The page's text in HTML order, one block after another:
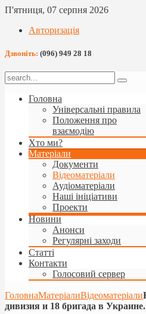
П'ятниця, 07 серпня 2026
Авторизація
Дзвоніть: (096) 949 28 18
Головна
Універсальні правила
Положення про
взаємодію
Хто ми?
Матеріали
Документи
Відеоматеріали
Аудіоматеріали
Наші ініціативи
Проекти
Новини
Анонси
Регулярні заходи
Статті
Контакти
Голосовий сервер
ГоловнаМатеріалиВідеоматеріали
дивизия и 18 бригада в